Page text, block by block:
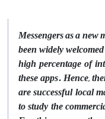
Messengers as a new
been widely
high percentage of
these apps. Hence,
are successful local
to study the